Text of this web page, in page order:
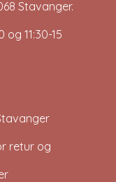
Stavanger.
og 11:30-15
retur og